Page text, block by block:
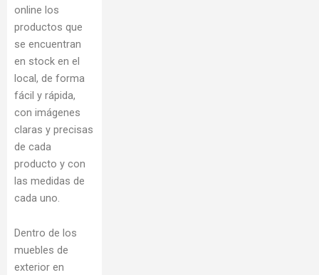
online los
productos que
se encuentran
en stock en el
local, de forma
fácil y rápida,
con imágenes
claras y precisas
de cada
producto y con
las medidas de
cada uno.
Dentro de los
muebles de
exterior en